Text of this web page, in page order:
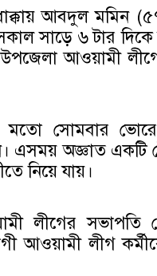
ধাক্কায় আবদুল
সাড়ে ৬ টার
উপজেলা আওয়ামী
মতো সোমবার
এসময় অজ্ঞাত একটি
নিয়ে যায়।
লীগের সভাপতি
আওয়ামী লীগ